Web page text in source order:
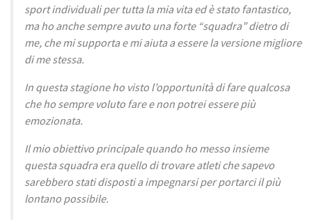
sport individuali per tutta la mia vita ed è stato fantastico,
ma ho anche sempre avuto una forte “squadra” dietro di
me, che mi supporta e mi aiuta a essere la versione migliore
di me stessa.
In questa stagione ho visto l’opportunità di fare qualcosa
che ho sempre voluto fare e non potrei essere più
emozionata.
Il mio obiettivo principale quando ho messo insieme
questa squadra era quello di trovare atleti che sapevo
sarebbero stati disposti a impegnarsi per portarci il più
lontano possibile.